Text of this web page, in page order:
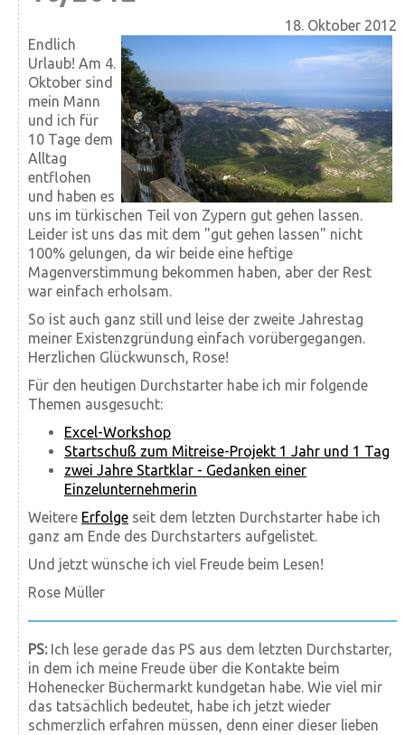
18. Oktober 2012
Endlich
Urlaub! Am 4.
Oktober sind
mein Mann
und ich für
10 Tage dem
Alltag
entflohen
und haben es
uns im türkischen Teil von Zypern gut gehen lassen.
Leider ist uns das mit dem "gut gehen lassen" nicht
100% gelungen, da wir beide eine heftige
Magenverstimmung bekommen haben, aber der Rest
war einfach erholsam.
So ist auch ganz still und leise der zweite Jahrestag
meiner Existenzgründung einfach vorübergegangen.
Herzlichen Glückwunsch, Rose!
Für den heutigen Durchstarter habe ich mir folgende
Themen ausgesucht:
Excel-Workshop
Startschuß zum Mitreise-Projekt 1 Jahr und 1 Tag
zwei Jahre Startklar - Gedanken einer
Einzelunternehmerin
Weitere Erfolge seit dem letzten Durchstarter habe ich
ganz am Ende des Durchstarters aufgelistet.
Und jetzt wünsche ich viel Freude beim Lesen!
Rose Müller
PS: Ich lese gerade das PS aus dem letzten Durchstarter,
in dem ich meine Freude über die Kontakte beim
Hohenecker Büchermarkt kundgetan habe. Wie viel mir
das tatsächlich bedeutet, habe ich jetzt wieder
schmerzlich erfahren müssen, denn einer dieser lieben